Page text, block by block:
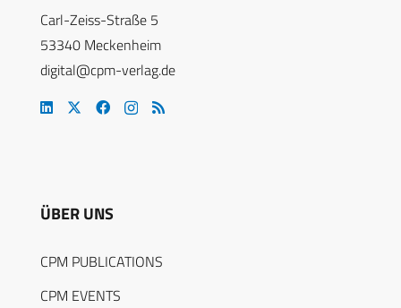
Carl-Zeiss-Straße 5
53340 Meckenheim
digital@cpm-verlag.de
ÜBER UNS
CPM PUBLICATIONS
CPM EVENTS